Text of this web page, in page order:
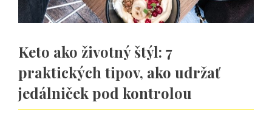
Keto ako životný štýl: 7
praktických tipov, ako udržať
jedálniček pod kontrolou